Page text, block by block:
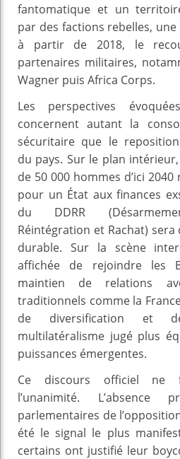
fantomatique et un
par des factions rebelles,
à partir de 2018, le
partenaires militaires,
Wagner puis Africa Corps.
Les perspectives
concernent autant la
sécuritaire que le
du pays. Sur le plan intérieur,
de 50 000 hommes d’ici
pour un État aux finances
du DDRR
Réintégration et Rachat)
durable. Sur la scène
affichée de rejoindre les
maintien de relations
traditionnels comme la
de diversification et
multilatéralisme jugé plus
puissances émergentes.
Ce discours officiel ne
l’unanimité. L’absence
parlementaires de
été le signal le plus
certains ont justifié leur